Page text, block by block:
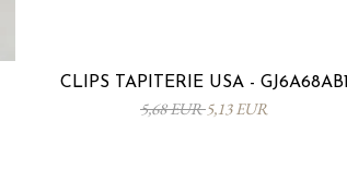
CLIPS TAPITERIE USA - GJ6A68AB1
5,68 EUR5,13 EUR